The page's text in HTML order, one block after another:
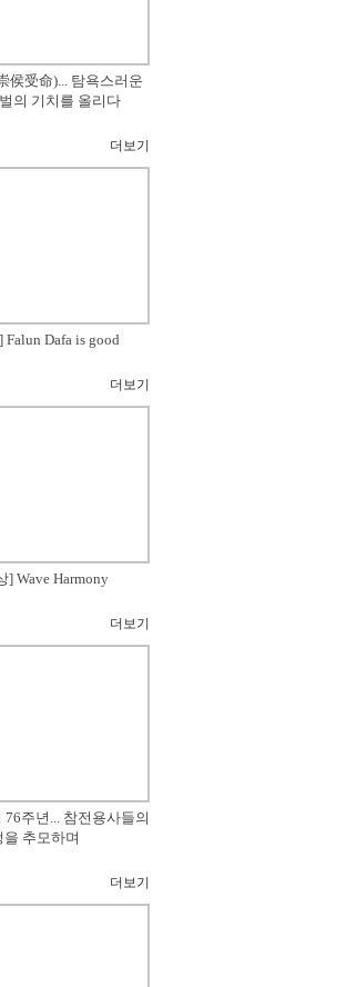
侯受命)... 탐욕스러운
의 기치를 올리다
더보기
Falun Dafa is good
더보기
] Wave Harmony
더보기
76주년... 참전용사들의
을 추모하며
더보기